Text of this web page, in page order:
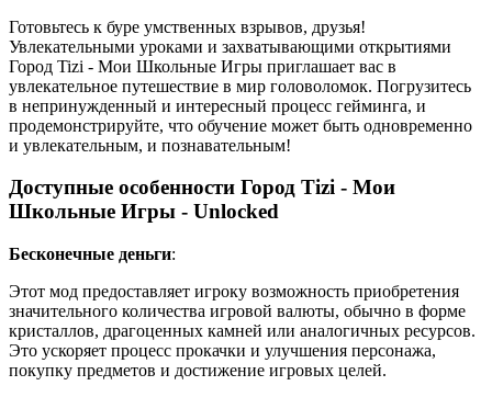
Готовьтесь к буре умственных взрывов, друзья!
Увлекательными уроками и захватывающими открытиями
Город Tizi - Мои Школьные Игры приглашает вас в
увлекательное путешествие в мир головоломок. Погрузитесь
в непринужденный и интересный процесс гейминга, и
продемонстрируйте, что обучение может быть одновременно
и увлекательным, и познавательным!
Доступные особенности Город Tizi - Мои
Школьные Игры - Unlocked
Бесконечные деньги:
Этот мод предоставляет игроку возможность приобретения
значительного количества игровой валюты, обычно в форме
кристаллов, драгоценных камней или аналогичных ресурсов.
Это ускоряет процесс прокачки и улучшения персонажа,
покупку предметов и достижение игровых целей.